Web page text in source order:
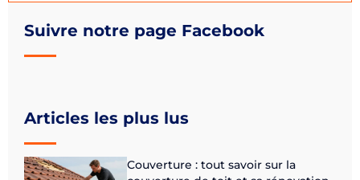
Suivre notre page Facebook
Articles les plus lus
Couverture : tout savoir sur la